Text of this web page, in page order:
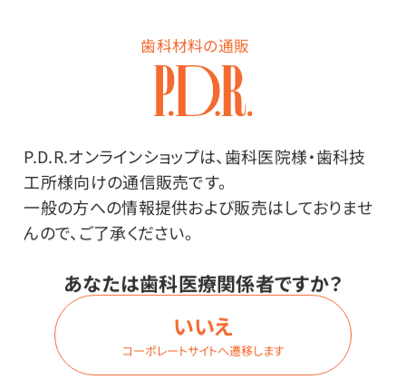
歯科材料の通販
P.D.R.オンラインショップは、歯科医院様・歯科技
工所様向けの通信販売です。
一般の方への情報提供および販売はしておりませ
んので、ご了承ください。
あなたは歯科医療関係者ですか？
いいえ
コーポレートサイトへ遷移します
商品詳細
「ニュープラストーン」（膨張率0.25％）の良さはそのまま